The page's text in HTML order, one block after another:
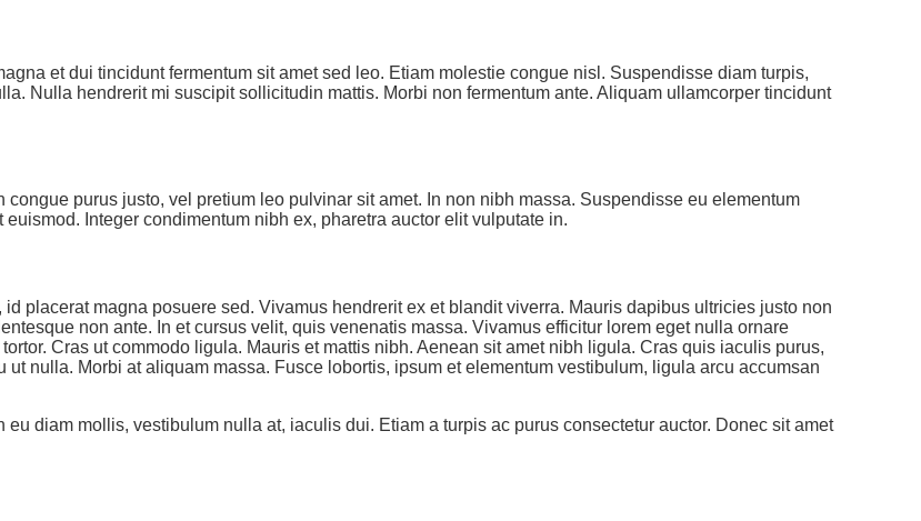
et dui tincidunt fermentum sit amet sed leo. Etiam molestie congue nisl. Suspendisse diam turpis,
Nulla hendrerit mi suscipit sollicitudin mattis. Morbi non fermentum ante. Aliquam ullamcorper tincidunt
purus justo, vel pretium leo pulvinar sit amet. In non nibh massa. Suspendisse eu elementum
Integer condimentum nibh ex, pharetra auctor elit vulputate in.
placerat magna posuere sed. Vivamus hendrerit ex et blandit viverra. Mauris dapibus ultricies justo non
non ante. In et cursus velit, quis venenatis massa. Vivamus efficitur lorem eget nulla ornare
Cras ut commodo ligula. Mauris et mattis nibh. Aenean sit amet nibh ligula. Cras quis iaculis purus,
nulla. Morbi at aliquam massa. Fusce lobortis, ipsum et elementum vestibulum, ligula arcu accumsan
diam mollis, vestibulum nulla at, iaculis dui. Etiam a turpis ac purus consectetur auctor. Donec sit amet